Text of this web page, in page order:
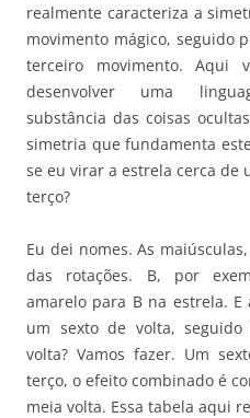
realmente caracteriza a
movimento mágico, seguido
terceiro movimento. Aqui
desenvolver uma
substância das coisas
simetria que fundamenta
se eu virar a estrela cerca de
terço?
Eu dei nomes. As
das rotações. B, por
amarelo para B na estrela. E
um sexto de volta,
volta? Vamos fazer. Um
terço, o efeito combinado é
meia volta. Essa tabela aqui